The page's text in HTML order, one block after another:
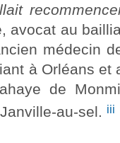
avocat au
médecin
à Orléans et
de
au-sel. iii